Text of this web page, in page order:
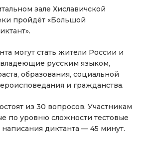
зале Хиславичской
пройдёт «Большой
могут стать жители России и
русским языком,
образования, социальной
и гражданства.
из 30 вопросов. Участникам
по уровню сложности тестовые
диктанта — 45 минут.